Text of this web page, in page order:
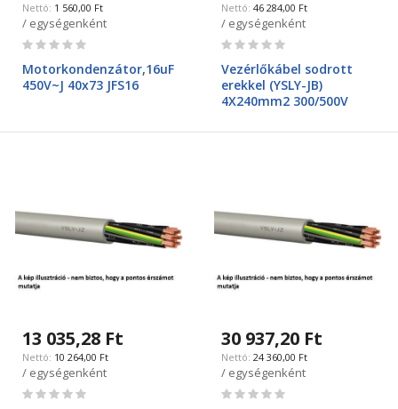
1 560,00 Ft
/ egységenként
Rating:
Motorkondenzátor,16uF
450V~J 40x73 JFS16
46 284,00 Ft
/ egységenként
Rating:
Vezérlőkábel sodrott
erekkel (YSLY-JB)
4X240mm2 300/500V
13 035,28 Ft
10 264,00 Ft
/ egységenként
Rating:
30 937,20 Ft
24 360,00 Ft
/ egységenként
Rating: